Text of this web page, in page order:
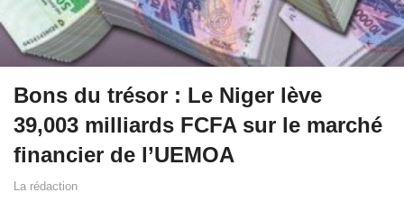
Bons du trésor : Le Niger lève
39,003 milliards FCFA sur le marché
financier de l’UEMOA
La rédaction